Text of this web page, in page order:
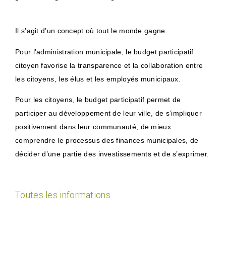
Il s’agit d’un concept où tout le monde gagne.
Pour l’administration municipale, le budget participatif
citoyen favorise la transparence et la collaboration entre
les citoyens, les élus et les employés municipaux.
Pour les citoyens, le budget participatif permet de
participer au développement de leur ville, de s’impliquer
positivement dans leur communauté, de mieux
comprendre le processus des finances municipales, de
décider d’une partie des investissements et de s’exprimer.
Toutes les informations